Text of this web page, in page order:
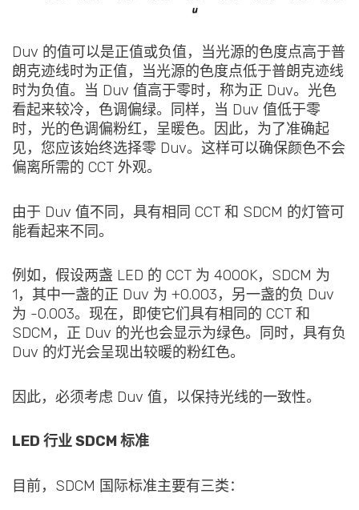
Duv 的值可以是正值或负值，当光源的色度点高于普
朗克迹线时为正值，当光源的色度点低于普朗克迹线
时为负值。当 Duv 值高于零时，称为正 Duv。光色
看起来较冷，色调偏绿。同样，当 Duv 值低于零
时，光的色调偏粉红，呈暖色。因此，为了准确起
见，您应该始终选择零 Duv。这样可以确保颜色不会
偏离所需的 CCT 外观。
由于 Duv 值不同，具有相同 CCT 和 SDCM 的灯管可
能看起来不同。
例如，假设两盏 LED 的 CCT 为 4000K，SDCM 为
1，其中一盏的正 Duv 为 +0.003，另一盏的负 Duv
为 -0.003。现在，即使它们具有相同的 CCT 和
SDCM，正 Duv 的光也会显示为绿色。同时，具有负
Duv 的灯光会呈现出较暖的粉红色。
因此，必须考虑 Duv 值，以保持光线的一致性。
LED 行业 SDCM 标准
目前，SDCM 国际标准主要有三类：